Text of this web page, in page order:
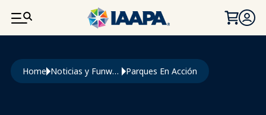
PASAR AL CONTENIDO PRINCIPAL
Ruta de navegación
Home Noticias y Funworld Parques En Acción